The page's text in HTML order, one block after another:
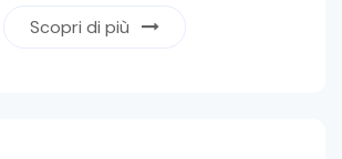
Scopri di più